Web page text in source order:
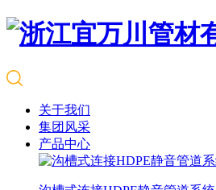
关于我们
集团风采
产品中心